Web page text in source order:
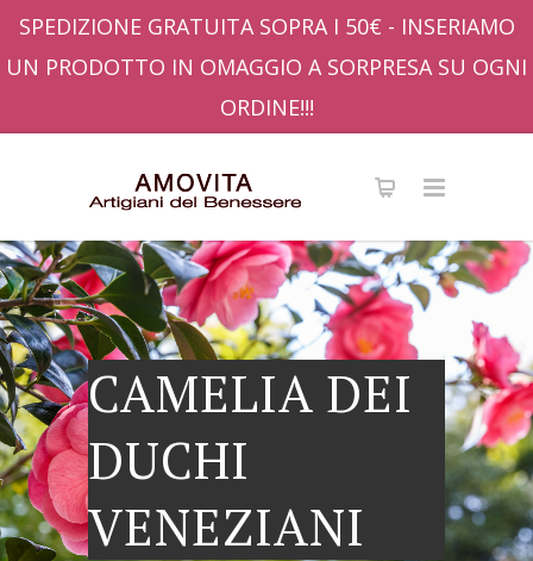
SPEDIZIONE GRATUITA SOPRA I 50€ - INSERIAMO
UN PRODOTTO IN OMAGGIO A SORPRESA SU OGNI
ORDINE!!!
CAMELIA DEI
DUCHI
VENEZIANI